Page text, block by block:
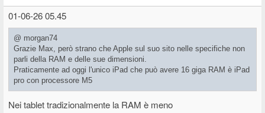
01-06-26 05.45
@ morgan74
Grazie Max, però strano che Apple sul suo sito nelle specifiche non
parli della RAM e delle sue dimensioni.
Praticamente ad oggi l'unico iPad che può avere 16 giga RAM è iPad
pro con processore M5
Nei tablet tradizionalmente la RAM è meno